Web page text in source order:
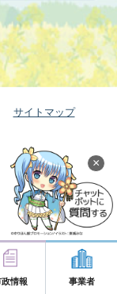
政情報 事業者
×
サイトマップ